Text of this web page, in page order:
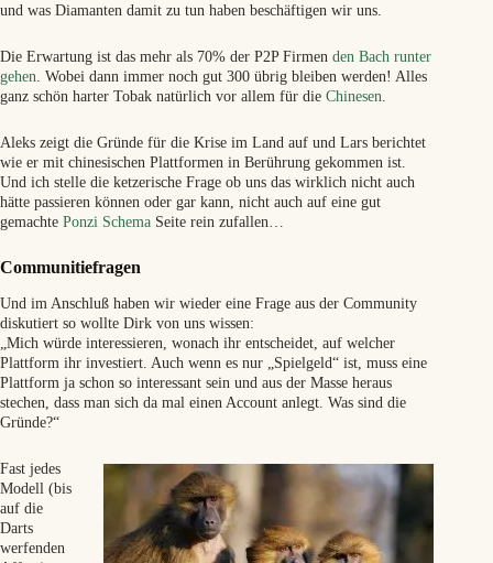
und was Diamanten damit zu tun haben beschäftigen wir uns.
Die Erwartung ist das mehr als 70% der P2P Firmen den Bach runter
gehen . Wobei dann immer noch gut 300 übrig bleiben werden! Alles
ganz schön harter Tobak natürlich vor allem für die Chinesen
Aleks zeigt die Gründe für die Krise im Land auf und Lars berichtet
wie er mit chinesischen Plattformen in Berührung gekommen ist.
Und ich stelle die ketzerische Frage ob uns das wirklich nicht auch
hätte passieren können oder gar kann, nicht auch auf eine gut
gemachte Ponzi Schema Seite rein zufallen…
Communitiefragen
Und im Anschluß haben wir wieder eine Frage aus der Community
diskutiert so wollte Dirk von uns wissen:
„Mich würde interessieren, wonach ihr entscheidet, auf welcher
Plattform ihr investiert. Auch wenn es nur „Spielgeld“ ist, muss eine
Plattform ja schon so interessant sein und aus der Masse heraus
stechen, dass man sich da mal einen Account anlegt. Was sind die
Gründe?“
Fast jedes
Modell (bis
auf die
Darts
werfenden